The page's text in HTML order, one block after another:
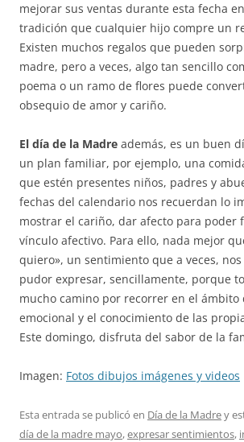
mejorar sus ventas durante esta fecha
tradición que cualquier hijo compre un
Existen muchos regalos que pueden
madre, pero a veces, algo tan sencillo
poema o un ramo de flores puede
obsequio de amor y cariño.
El día de la Madre además, es un buen
un plan familiar, por ejemplo, una
que estén presentes niños, padres y
fechas del calendario nos recuerdan lo
mostrar el cariño, dar afecto para poder
vínculo afectivo. Para ello, nada mejor
quiero», un sentimiento que a veces,
pudor expresar, sencillamente, porque
mucho camino por recorrer en el ámbito
emocional y el conocimiento de las
Este domingo, disfruta del sabor de la
Imagen: Fotos dibujos imágenes y videos
Esta entrada se publicó en Día de la Madrey
día de la madre mayo,expresar sentimientos,